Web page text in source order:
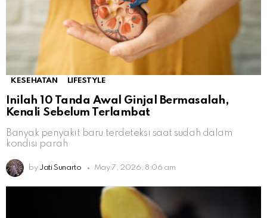
KESEHATAN LIFESTYLE
Inilah 10 Tanda Awal Ginjal Bermasalah,
Kenali Sebelum Terlambat
Banyak penyakit baru terdeteksi saat sudah dalam
kondisi parah
by Jati Sunarto May 7, 2026, 8:06 am